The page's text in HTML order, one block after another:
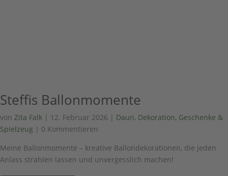
Steffis Ballonmomente
von Zita Falk | 12. Februar 2026 | Daun, Dekoration, Geschenke &
Spielzeug | 0 Kommentieren
Meine Ballonmomente – kreative Ballondekorationen, die jeden
Anlass strahlen lassen und unvergesslich machen!